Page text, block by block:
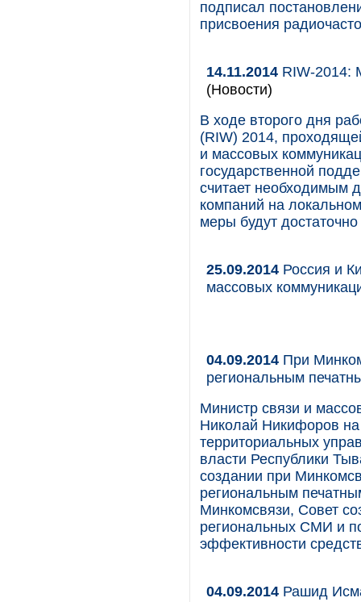
подписал
присвоения
14.11.2014 RIW-2014:
(Новости)
В ходе второго дня
(RIW) 2014,
и массовых
государственной
считает необходимым
компаний на
меры будут
25.09.2014 Россия и
массовых
04.09.2014 При
региональным
Министр связи и
Николай Никифоров
территориальных
власти Республики
создании при
региональным
Минкомсвязи, Совет
региональных СМИ и
эффективности
04.09.2014 Рашид